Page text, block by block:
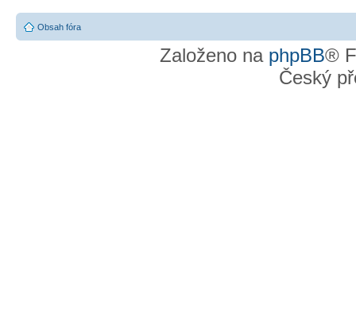
Obsah fóra
Založeno na phpBB®
Český